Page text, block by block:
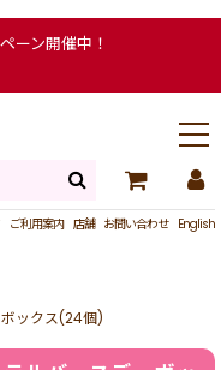
ーン開催中！
ご利用案内 店舗 お問い合わせ English
ボックス(24個)